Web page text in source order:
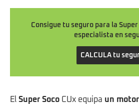
Consigue tu seguro para la Super
especialista en
CALCULA tu
El Super Soco CUx equipa un